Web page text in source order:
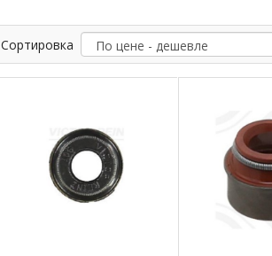
Сортировка